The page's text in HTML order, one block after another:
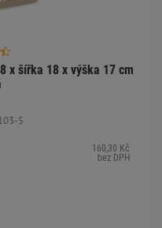
x šířka 18 x výška 17 cm
5
160,30 Kč
bez DPH